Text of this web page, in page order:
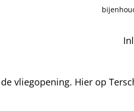
vliegopening. Hier op